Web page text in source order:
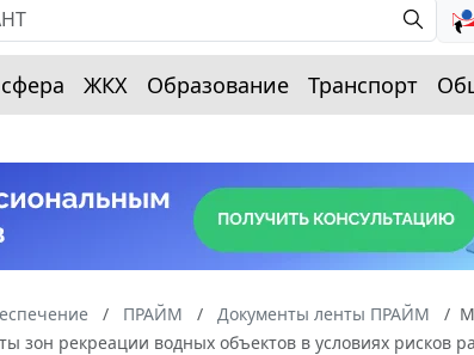
ЖКХ Образование Транспорт
ПРАЙМ Документы ленты ПРАЙМ
зон рекреации водных объектов в условиях рисков